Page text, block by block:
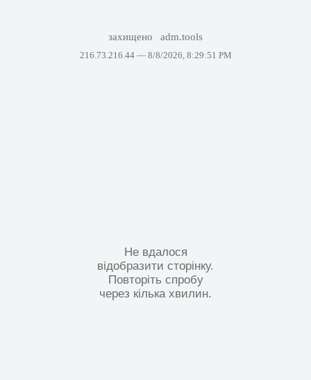
захищено adm.tools
216.73.216.44 — 8/8/2026, 8:29:51 PM
Не вдалося
відобразити сторінку.
Повторіть спробу
через кілька хвилин.